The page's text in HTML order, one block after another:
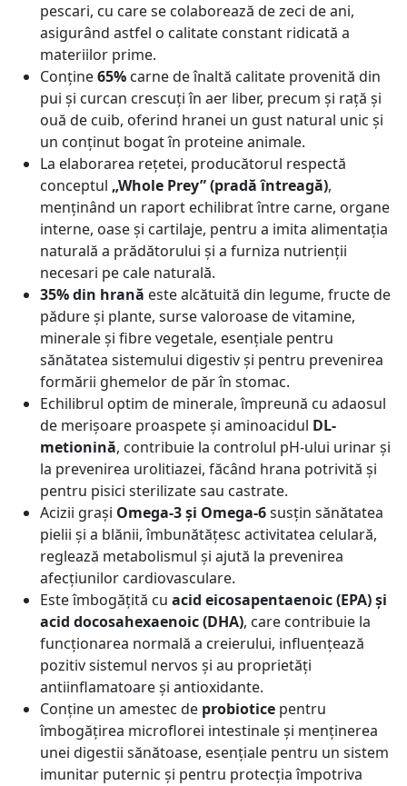
pescari, cu care se colaborează de zeci de ani,
asigurând astfel o calitate constant ridicată a
materiilor prime.
Conține65% carne de înaltă calitate provenită din
pui și curcan crescuți în aer liber, precum și rață și
ouă de cuib, oferind hranei un gust natural unic și
un conținut bogat în proteine animale.
La elaborarea rețetei, producătorul respectă
conceptul „Whole Prey” (pradă întreagă),
menținând un raport echilibrat între carne, organe
interne, oase și cartilaje, pentru a imita alimentația
naturală a prădătorului și a furniza nutrienții
necesari pe cale naturală.
35% din hrană este alcătuită din legume, fructe de
pădure și plante, surse valoroase de vitamine,
minerale și fibre vegetale, esențiale pentru
sănătatea sistemului digestiv și pentru prevenirea
formării ghemelor de păr în stomac.
Echilibrul optim de minerale, împreună cu adaosul
de merișoare proaspete și aminoacidul DL-
metionină, contribuie la controlul pH-ului urinar și
la prevenirea urolitiazei, făcând hrana potrivită și
pentru pisici sterilizate sau castrate.
Acizii grași Omega-3 și Omega-6susțin sănătatea
pielii și a blănii, îmbunătățesc activitatea celulară,
reglează metabolismul și ajută la prevenirea
afecțiunilor cardiovasculare.
Este îmbogățită cu acid eicosapentaenoic (EPA) și
acid docosahexaenoic (DHA), care contribuie la
funcționarea normală a creierului, influențează
pozitiv sistemul nervos și au proprietăți
antiinflamatoare și antioxidante.
Conține un amestec de probiotice pentru
îmbogățirea microflorei intestinale și menținerea
unei digestii sănătoase, esențiale pentru un sistem
imunitar puternic și pentru protecția împotriva